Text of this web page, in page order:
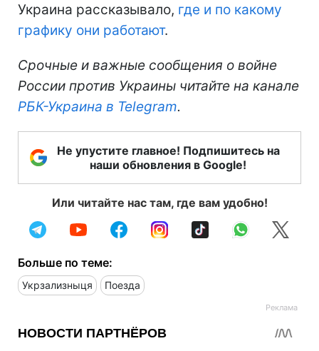
Украина рассказывало, где и по какому
графику они работают.
Срочные и важные сообщения о войне
России против Украины читайте на канале
РБК-Украина в Telegram.
Не упустите главное! Подпишитесь на
наши обновления в Google!
Или читайте нас там, где вам удобно!
Больше по теме:
Укрзализныця Поезда